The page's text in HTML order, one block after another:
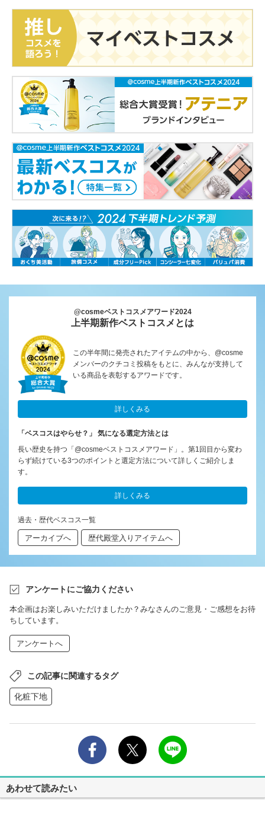
@cosmeベストコスメアワード2024
上半期新作ベストコスメとは
この半年間に発売されたアイテムの中から、@cosme
メンバーのクチコミ投稿をもとに、みんなが支持して
いる商品を表彰するアワードです。
詳しくみる
「ベスコスはやらせ？」 気になる選定方法とは
長い歴史を持つ「@cosmeベストコスメアワード」。第1回目から変わ
らず続けている3つのポイントと選定方法について詳しくご紹介しま
す。
詳しくみる
過去・歴代ベスコス一覧
アーカイブへ 歴代殿堂入りアイテムへ
アンケートにご協力ください
本企画はお楽しみいただけましたか？みなさんのご意見・ご感想をお待
ちしています。
アンケートへ
この記事に関連するタグ
化粧下地
あわせて読みたい